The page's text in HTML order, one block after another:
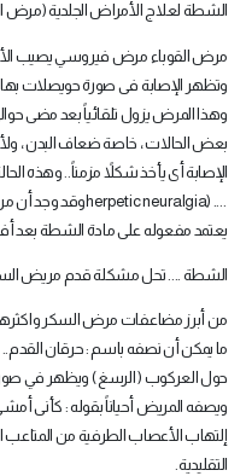
الشطة لعلاج الأمراض الجلدية (مرض
مرض القوباء مرض فيروسي يصيب
وتظهر الإصابة فى صورة حويصلات بها
وهذا المرض يزول تلقائياً بعد مضى
بعض الحالات ، خاصة ضعاف البدن ،
الإصابة أى يأخذ شكلاً مزمناً.. وهذه
herpetic neuralgia) ....وقد وجد أن
يعتمد مفعوله على مادة الشطة بعد
الشطة .... تحل مشكلة قدم مريض
من أبرز مضاعفات مرض السكر
ما يمكن أن نصفه باسم : حرقان
حول العركوب ( الرسغ ) ويظهر في
ويصفه المريض أحياناً بقوله : كأنى
إلتهاب الأعصاب الطرفية من المتاعب
التقليدية.